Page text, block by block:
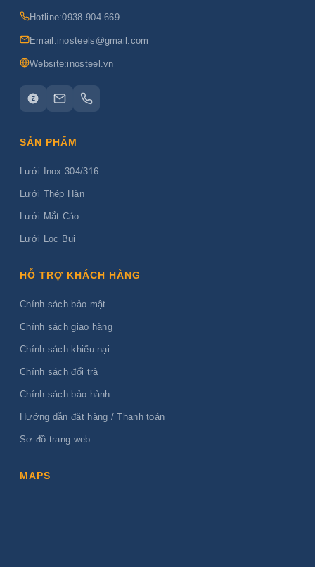
Hotline:0938 904 669
Email:inosteels@gmail.com
Website:inosteel.vn
Z
SẢN PHẨM
Lưới Inox 304/316
Lưới Thép Hàn
Lưới Mắt Cáo
Lưới Lọc Bụi
HỖ TRỢ KHÁCH HÀNG
Chính sách bảo mật
Chính sách giao hàng
Chính sách khiếu nại
Chính sách đổi trả
Chính sách bảo hành
Hướng dẫn đặt hàng / Thanh toán
Sơ đồ trang web
MAPS